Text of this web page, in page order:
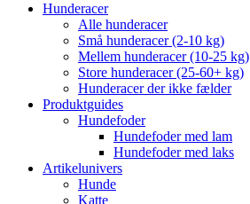
Hunderacer
Alle hunderacer
Små hunderacer (2-10 kg)
Mellem hunderacer (10-25 kg)
Store hunderacer (25-60+ kg)
Hunderacer der ikke fælder
Produktguides
Hundefoder
Hundefoder med lam
Hundefoder med laks
Artikelunivers
Hunde
Katte